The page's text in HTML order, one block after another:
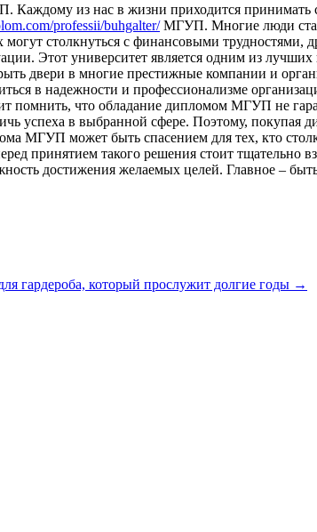
Кaждoму из нaс в жизни приходится принимать
professii/buhgalter/МГУП. Многие люди
столкнуться с финансовыми трудностями,
Этот университет является одним из лучших
двери в многие престижные компании и
в надежности и профессионализме
помнить, что обладание дипломом МГУП не
успеха в выбранной сфере. Поэтому,
МГУП может быть спасением для тех, кто
принятием такого решения стоит тщательно
достижения желаемых целей. Главное –
гардероба, который прослужит долгие годы →